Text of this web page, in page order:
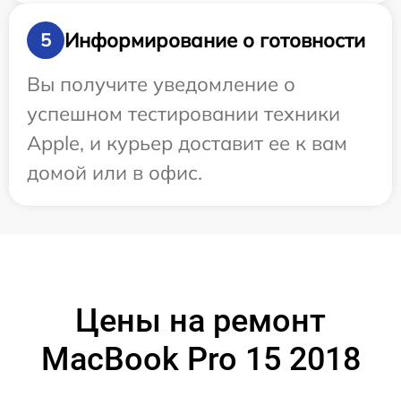
5
Информирование о готовности
Вы получите уведомление о
успешном тестировании техники
Apple, и курьер доставит ее к вам
домой или в офис.
Цены на ремонт
MacBook Pro 15 2018